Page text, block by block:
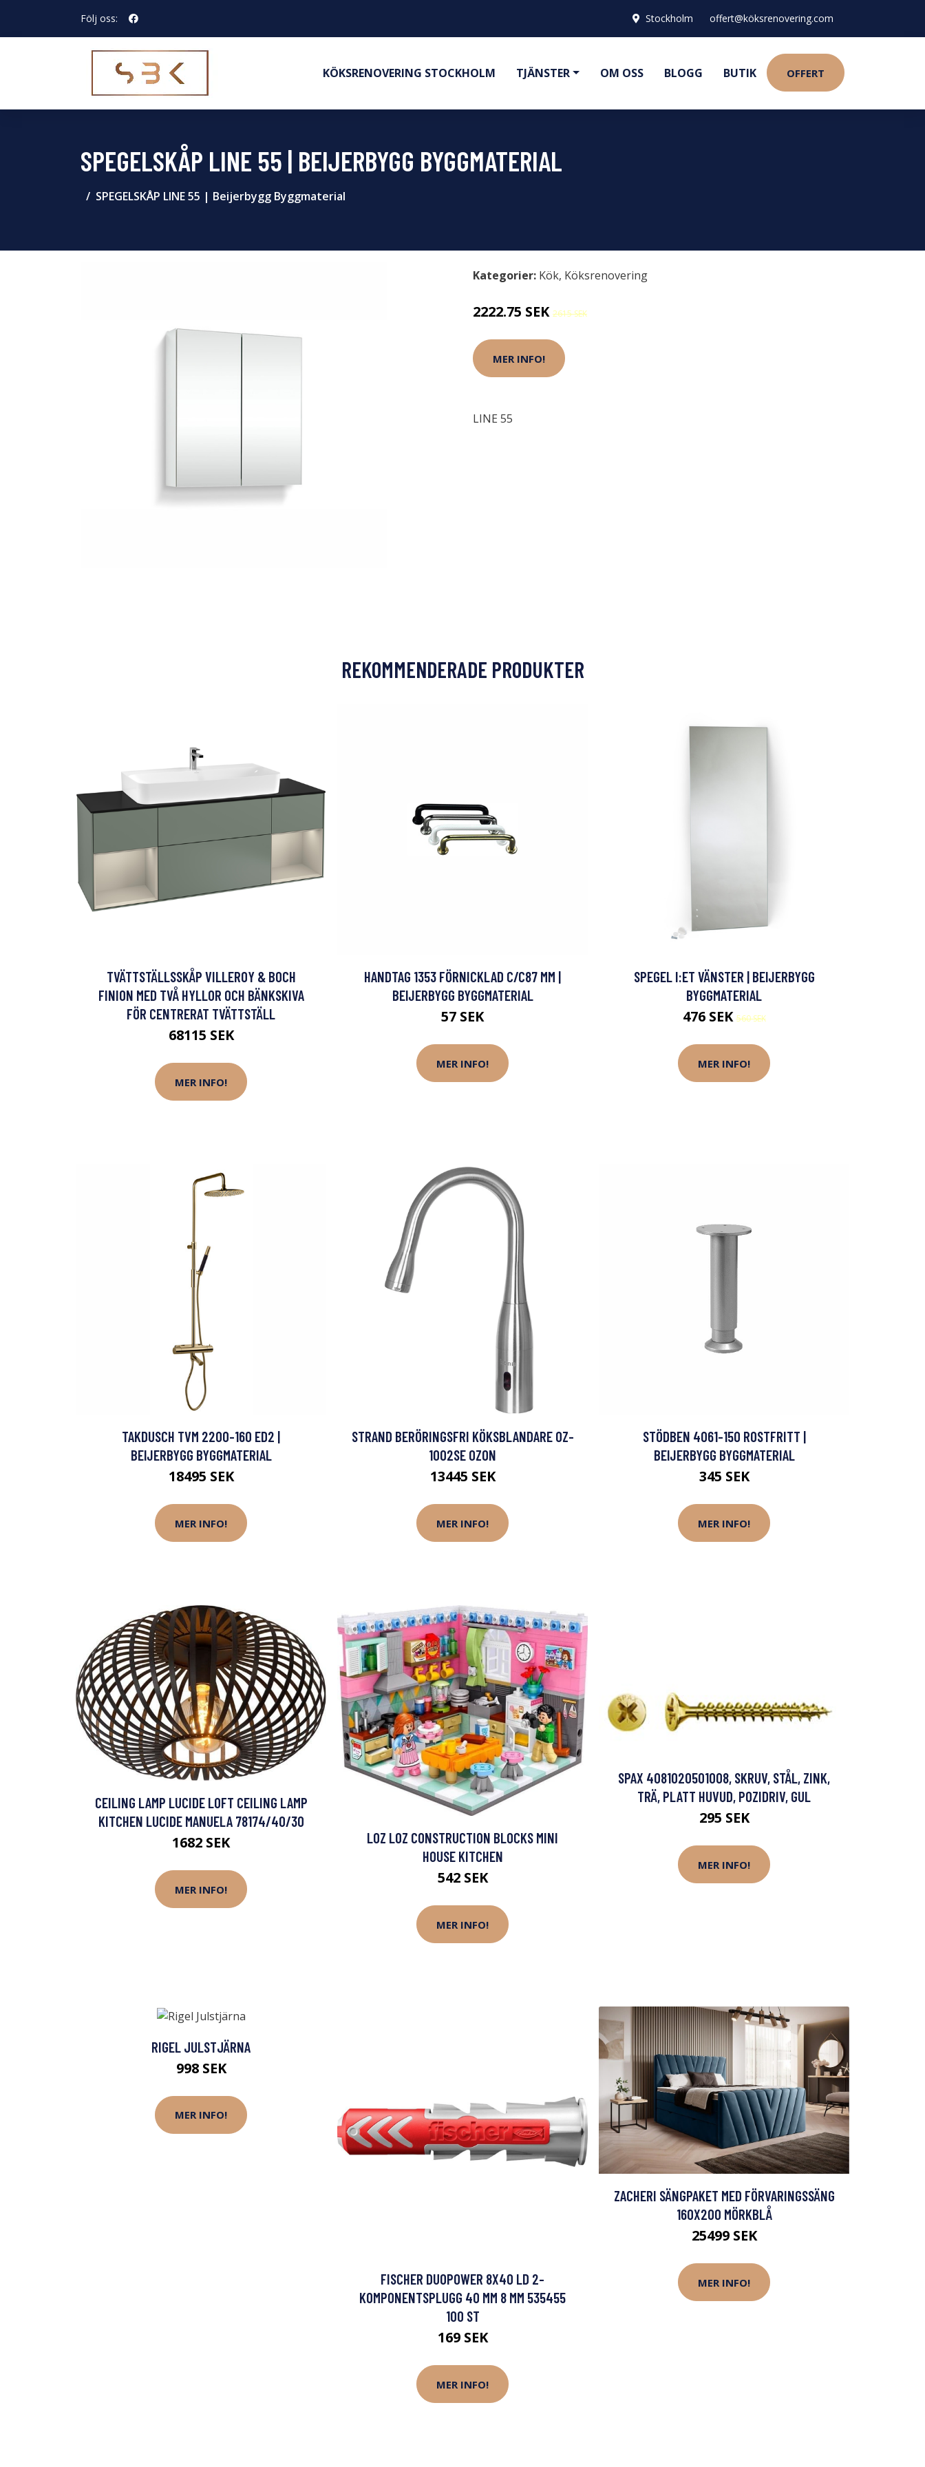
Följ oss: Stockholm offert@köksrenovering.com
KÖKSRENOVERING STOCKHOLM TJÄNSTER OM OSS BLOGG BUTIK OFFERT
SPEGELSKÅP LINE 55 | BEIJERBYGG BYGGMATERIAL
SPEGELSKÅP LINE 55 | Beijerbygg Byggmaterial
Kategorier: Kök, Köksrenovering
2222.75 SEK 2615 SEK
MER INFO!
LINE 55
REKOMMENDERADE PRODUKTER
TVÄTTSTÄLLSSKÅP VILLEROY & BOCH
FINION MED TVÅ HYLLOR OCH BÄNKSKIVA
FÖR CENTRERAT TVÄTTSTÄLL
68115 SEK
MER INFO!
HANDTAG 1353 FÖRNICKLAD C/C87 MM |
BEIJERBYGG BYGGMATERIAL
57 SEK
MER INFO!
SPEGEL I:ET VÄNSTER | BEIJERBYGG
BYGGMATERIAL
476 SEK560 SEK
MER INFO!
TAKDUSCH TVM 2200-160 ED2 |
BEIJERBYGG BYGGMATERIAL
18495 SEK
MER INFO!
STRAND BERÖRINGSFRI KÖKSBLANDARE OZ-
1002SE OZON
13445 SEK
MER INFO!
STÖDBEN 4061-150 ROSTFRITT |
BEIJERBYGG BYGGMATERIAL
345 SEK
MER INFO!
CEILING LAMP LUCIDE LOFT CEILING LAMP
KITCHEN LUCIDE MANUELA 78174/40/30
1682 SEK
MER INFO!
LOZ LOZ CONSTRUCTION BLOCKS MINI
HOUSE KITCHEN
542 SEK
MER INFO!
SPAX 4081020501008, SKRUV, STÅL, ZINK,
TRÄ, PLATT HUVUD, POZIDRIV, GUL
295 SEK
MER INFO!
RIGEL JULSTJÄRNA
998 SEK
MER INFO!
FISCHER DUOPOWER 8X40 LD 2-
KOMPONENTSPLUGG 40 MM 8 MM 535455
100 ST
169 SEK
MER INFO!
ZACHERI SÄNGPAKET MED FÖRVARINGSSÄNG
160X200 MÖRKBLÅ
25499 SEK
MER INFO!